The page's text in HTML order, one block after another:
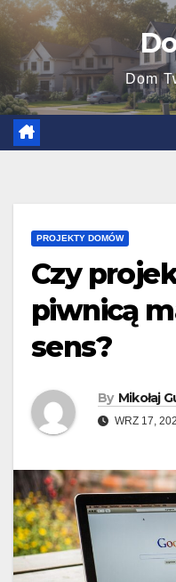
Skip
content
Dom
PROJEKTY DOMÓW
Czy
piwnicą
sens?
By Mikołaj
WRZ 17,